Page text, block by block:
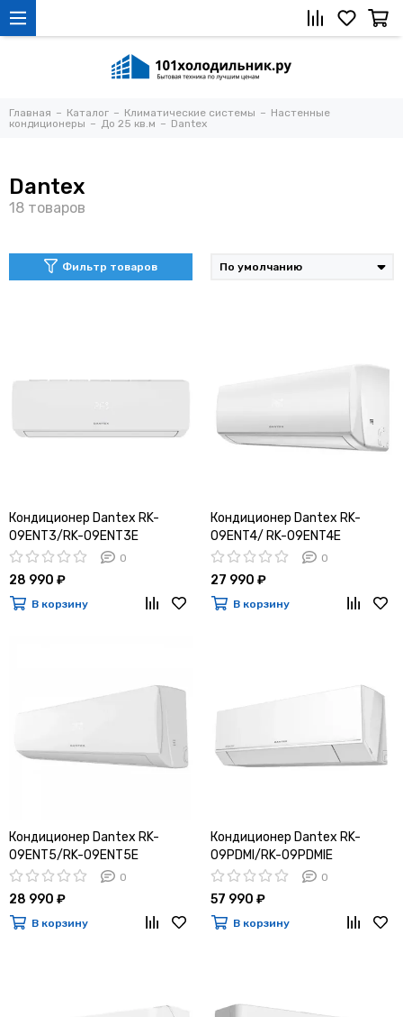
Главная Каталог Климатические системы
Настенные
кондиционеры
До 25 кв.м Dantex
Dantex
Фильтр товаров
Кондиционер Dantex RK-
09ENT3/RK-09ENT3E
0
28 990 ₽
В корзину
Кондиционер Dantex RK-
09ENT4/ RK-09ENT4E
0
27 990 ₽
В корзину
Кондиционер Dantex RK-
09ENT5/RK-09ENT5E
0
28 990 ₽
В корзину
Кондиционер Dantex RK-
09PDMI/RK-09PDMIE
0
57 990 ₽
В корзину